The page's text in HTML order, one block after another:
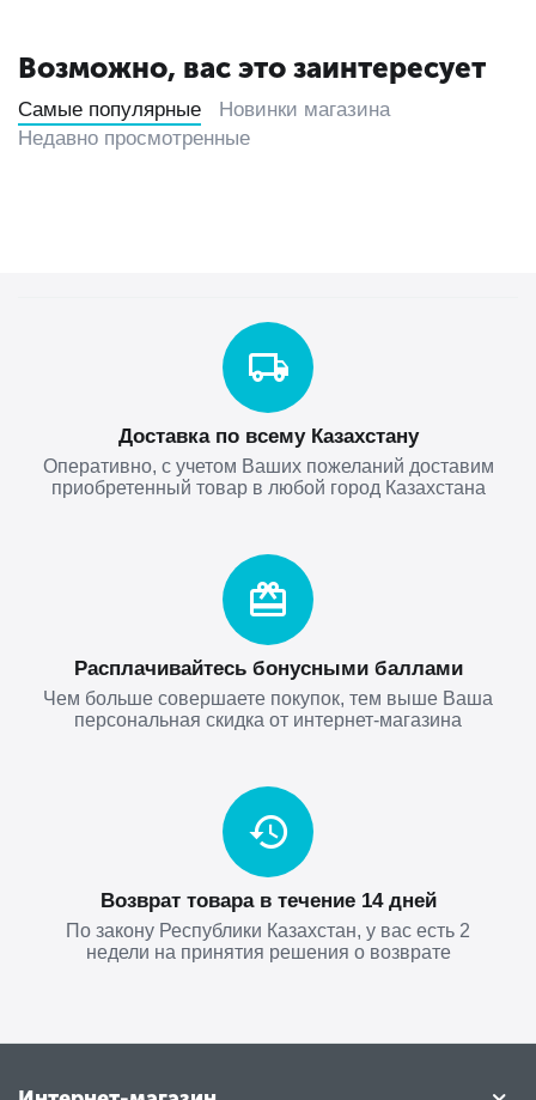
Возможно, вас это заинтересует
Самые популярные
Новинки магазина
Недавно просмотренные
Доставка по всему Казахстану
Оперативно, с учетом Ваших пожеланий доставим
приобретенный товар в любой город Казахстана
Расплачивайтесь бонусными баллами
Чем больше совершаете покупок, тем выше Ваша
персональная скидка от интернет-магазина
Возврат товара в течение 14 дней
По закону Республики Казахстан, у вас есть 2
недели на принятия решения о возврате